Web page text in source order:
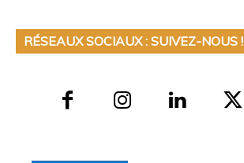
RÉSEAUX SOCIAUX : SUIVEZ-NOUS !